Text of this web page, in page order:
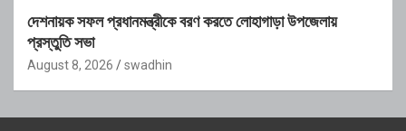
দেশনায়ক সফল প্রধানমন্ত্রীকে বরণ করতে লোহাগাড়া উপজেলায়
প্রস্তুতি সভা
August 8, 2026 swadhin